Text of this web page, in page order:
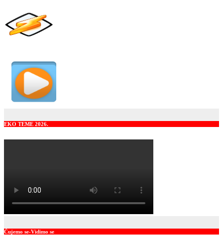
EKO TEME 2026.
Čujemo se-Vidimo se